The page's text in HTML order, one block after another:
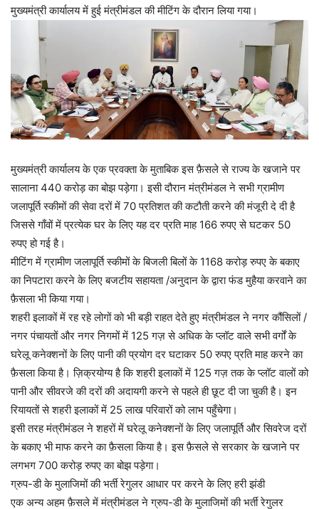
मुख्यमंत्री कार्यालय में हुई मंत्रीमंडल की मीटिंग के दौरान लिया गया।
मुख्यमंत्री कार्यालय के एक प्रवक्ता के मुताबिक इस फ़ैसले से राज्य के खजाने पर
सालाना 440 करोड़ का बोझ पड़ेगा। इसी दौरान मंत्रीमंडल ने सभी ग्रामीण
जलापूर्ति स्कीमों की सेवा दरों में 70 प्रतिशत की कटौती करने की मंजूरी दे दी है
जिससे गाँवों में प्रत्येक घर के लिए यह दर प्रति माह 166 रुपए से घटकर 50
रुपए हो गई है।
मीटिंग में ग्रामीण जलापूर्ति स्कीमों के बिजली बिलों के 1168 करोड़ रुपए के बकाए
का निपटारा करने के लिए बजटीय सहायता /अनुदान के द्वारा फंड मुहैया करवाने का
फ़ैसला भी किया गया।
शहरी इलाकों में रह रहे लोगों को भी बड़ी राहत देते हुए मंत्रीमंडल ने नगर कौंसिलों /
नगर पंचायतों और नगर निगमों में 125 गज़ से अधिक के प्लॉट वाले सभी वर्गों के
घरेलू कनेक्शनों के लिए पानी की प्रयोग दर घटाकर 50 रुपए प्रति माह करने का
फ़ैसला किया है। ज़िक्रयोग्य है कि शहरी इलाकों में 125 गज़ तक के प्लॉट वालों को
पानी और सीवरजे की दरों की अदायगी करने से पहले ही छूट दी जा चुकी है। इन
रियायतों से शहरी इलाकों में 25 लाख परिवारों को लाभ पहुँचेगा।
इसी तरह मंत्रीमंडल ने शहरों में घरेलू कनेक्शनों के लिए जलापूर्ति और सिवरेज दरों
के बकाए भी माफ करने का फ़ैसला किया है। इस फ़ैसले से सरकार के खजाने पर
लगभग 700 करोड़ रुपए का बोझ पड़ेगा।
ग्रुप-डी के मुलाजिमों की भर्ती रेगुलर आधार पर करने के लिए हरी झंडी
एक अन्य अहम फ़ैसले में मंत्रीमंडल ने ग्रुप-डी के मुलाजिमों की भर्ती रेगुलर